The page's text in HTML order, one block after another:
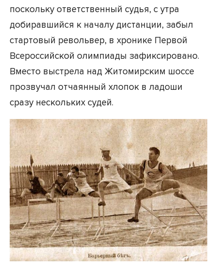
поскольку ответственный судья, с утра
добиравшийся к началу дистанции, забыл
стартовый револьвер, в хронике Первой
Всероссийской олимпиады зафиксировано.
Вместо выстрела над Житомирским шоссе
прозвучал отчаянный хлопок в ладоши
сразу нескольких судей.